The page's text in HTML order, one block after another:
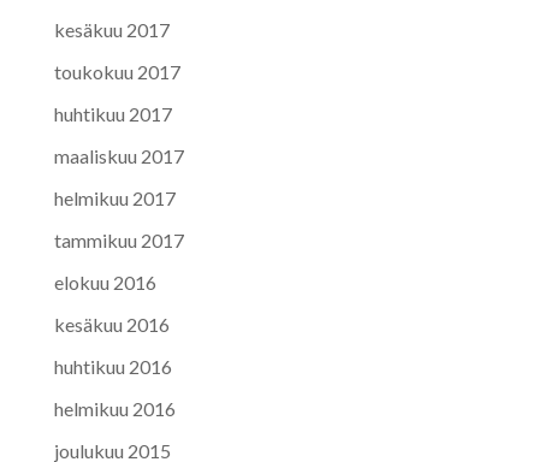
kesäkuu 2017
toukokuu 2017
huhtikuu 2017
maaliskuu 2017
helmikuu 2017
tammikuu 2017
elokuu 2016
kesäkuu 2016
huhtikuu 2016
helmikuu 2016
joulukuu 2015